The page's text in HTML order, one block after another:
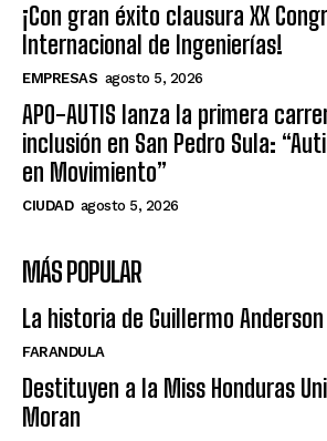
¡Con gran éxito clausura XX
Internacional de Ingenierías!
EMPRESAS agosto 5, 2026
APO-AUTIS lanza la primera
inclusión en San Pedro Sula:
en Movimiento”
CIUDAD agosto 5, 2026
MÁS POPULAR
La historia de Guillermo Anderson
FARANDULA
Destituyen a la Miss Honduras
Moran